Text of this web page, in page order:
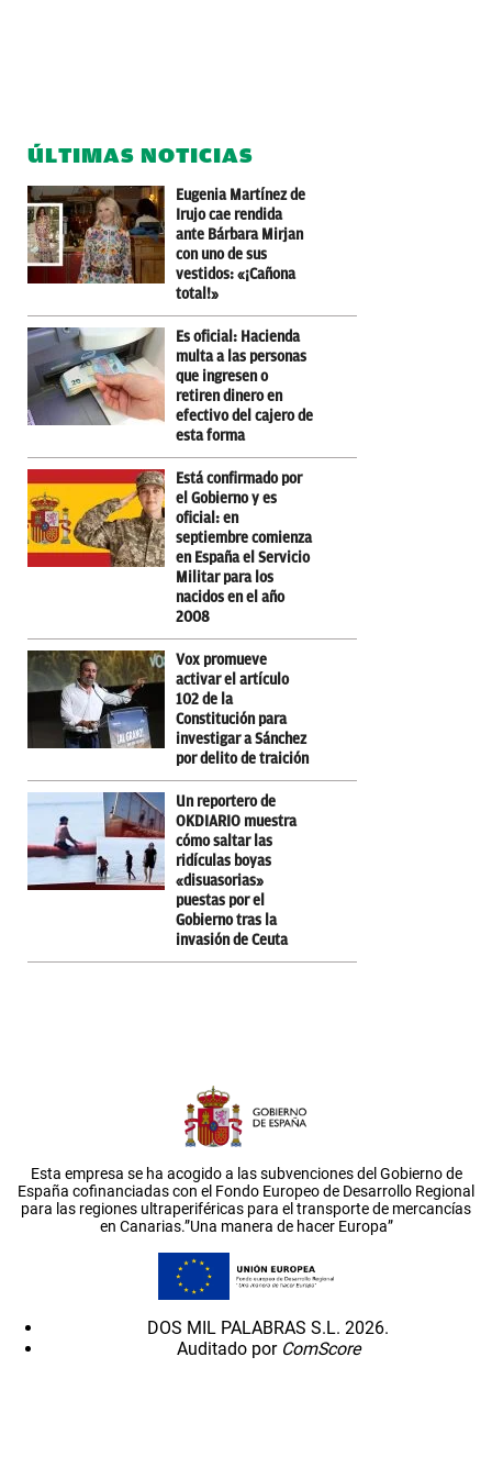
ÚLTIMAS NOTICIAS
Eugenia Martínez de
Irujo cae rendida
ante Bárbara Mirjan
con uno de sus
vestidos: «¡Cañona
total!»
Es oficial: Hacienda
multa a las personas
que ingresen o
retiren dinero en
efectivo del cajero de
esta forma
Está confirmado por
el Gobierno y es
oficial: en
septiembre comienza
en España el Servicio
Militar para los
nacidos en el año
2008
Vox promueve
activar el artículo
102 de la
Constitución para
investigar a Sánchez
por delito de traición
Un reportero de
OKDIARIO muestra
cómo saltar las
ridículas boyas
«disuasorias»
puestas por el
Gobierno tras la
invasión de Ceuta
Esta empresa se ha acogido a las subvenciones del Gobierno de
España cofinanciadas con el Fondo Europeo de Desarrollo Regional
para las regiones ultraperiféricas para el transporte de mercancías
en Canarias.”Una manera de hacer Europa”
DOS MIL PALABRAS S.L. 2026.
Auditado por ComScore